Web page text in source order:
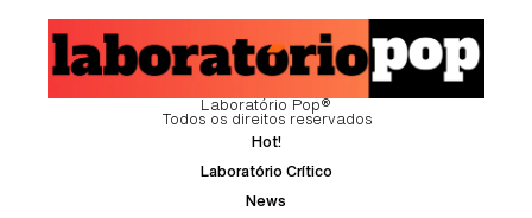
Laboratório Pop®
Todos os direitos reservados
Hot!
Laboratório Crítico
News